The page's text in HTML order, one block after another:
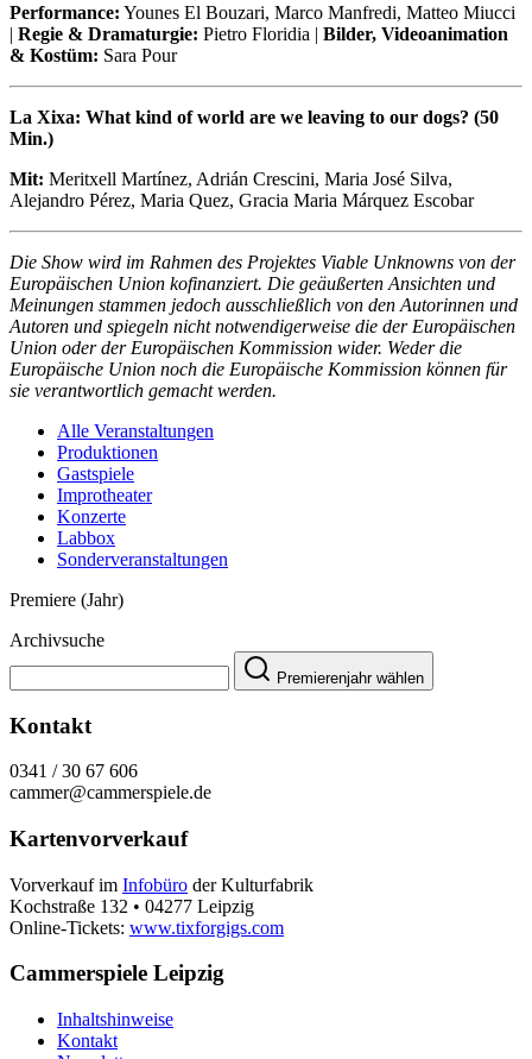
Performance: Younes El Bouzari, Marco Manfredi, Matteo Miucci
| Regie & Dramaturgie: Pietro Floridia | Bilder, Videoanimation
& Kostüm: Sara Pour
La Xixa: What kind of world are we leaving to our dogs? (50
Min.)
Mit: Meritxell Martínez, Adrián Crescini, Maria José Silva,
Alejandro Pérez, Maria Quez, Gracia Maria Márquez Escobar
Die Show wird im Rahmen des Projektes Viable Unknowns von der
Europäischen Union kofinanziert. Die geäußerten Ansichten und
Meinungen stammen jedoch ausschließlich von den Autorinnen und
Autoren und spiegeln nicht notwendigerweise die der Europäischen
Union oder der Europäischen Kommission wider. Weder die
Europäische Union noch die Europäische Kommission können für
sie verantwortlich gemacht werden.
Alle Veranstaltungen
Produktionen
Gastspiele
Improtheater
Konzerte
Labbox
Sonderveranstaltungen
Premiere (Jahr)
Archivsuche
Premierenjahr wählen
Kontakt
0341 / 30 67 606
cammer@cammerspiele.de
Kartenvorverkauf
Vorverkauf im Infobüro der Kulturfabrik
Kochstraße 132 • 04277 Leipzig
Online-Tickets: www.tixforgigs.com
Cammerspiele Leipzig
Inhaltshinweise
Kontakt